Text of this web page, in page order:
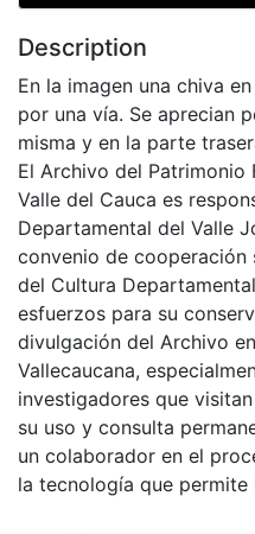
Description
En la imagen una chiva
por una vía. Se aprecian
misma y en la parte
El Archivo del
Valle del Cauca es
Departamental del Valle
convenio de cooperación
del Cultura
esfuerzos para su
divulgación del Archivo
Vallecaucana,
investigadores que
su uso y consulta
un colaborador en el
la tecnología que permite